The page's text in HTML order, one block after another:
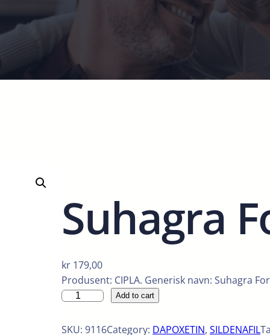
Suhagra
kr 179,00
Produsent: CIPLA. Generisk navn: Suhagra
S
h
Add to cart
SKU: 9116Category: DAPOXETIN, SILDENAFIL